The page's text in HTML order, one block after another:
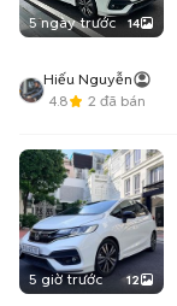
5 ngày trước 14
Hiếu Nguyễn
4.8
2 đã bán
5 giờ trước 12